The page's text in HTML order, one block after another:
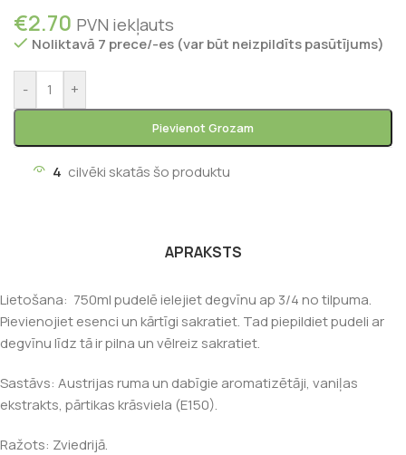
€2.70 PVN iekļauts
Noliktavā 7 prece/-es (var būt neizpildīts pasūtījums)
- +
Pievienot Grozam
4 cilvēki skatās šo produktu
APRAKSTS
Lietošana: 750ml pudelē ielejiet degvīnu ap 3/4 no tilpuma.
Pievienojiet esenci un kārtīgi sakratiet. Tad piepildiet pudeli ar
degvīnu līdz tā ir pilna un vēlreiz sakratiet.
Sastāvs: Austrijas ruma un dabīgie aromatizētāji, vaniļas
ekstrakts, pārtikas krāsviela (E150).
Ražots: Zviedrijā.